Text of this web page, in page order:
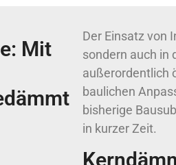
Mit
Der Einsatz von
sondern auch in
außerordentlich
baulichen
bisherige
in kurzer Zeit.